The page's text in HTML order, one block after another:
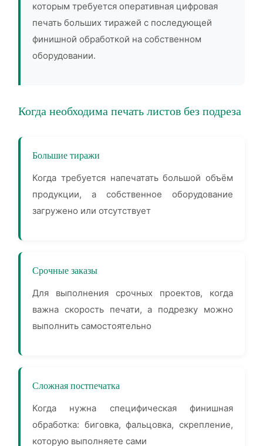
которым требуется оперативная цифровая
печать больших тиражей с последующей
финишной обработкой на собственном
оборудовании.
Когда необходима печать листов без подреза
Большие тиражи
Когда требуется напечатать большой объём
продукции, а собственное оборудование
загружено или отсутствует
Срочные заказы
Для выполнения срочных проектов, когда
важна скорость печати, а подрезку можно
выполнить самостоятельно
Сложная постпечатка
Когда нужна специфическая финишная
обработка: биговка, фальцовка, скрепление,
которую выполняете сами